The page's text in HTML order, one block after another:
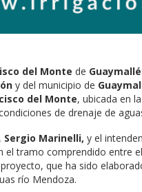
del Monte de
y del municipio de
del Monte, ubicada en
de drenaje de
Sergio Marinelli, y el
el tramo comprendido entre el
que ha sido
río Mendoza.